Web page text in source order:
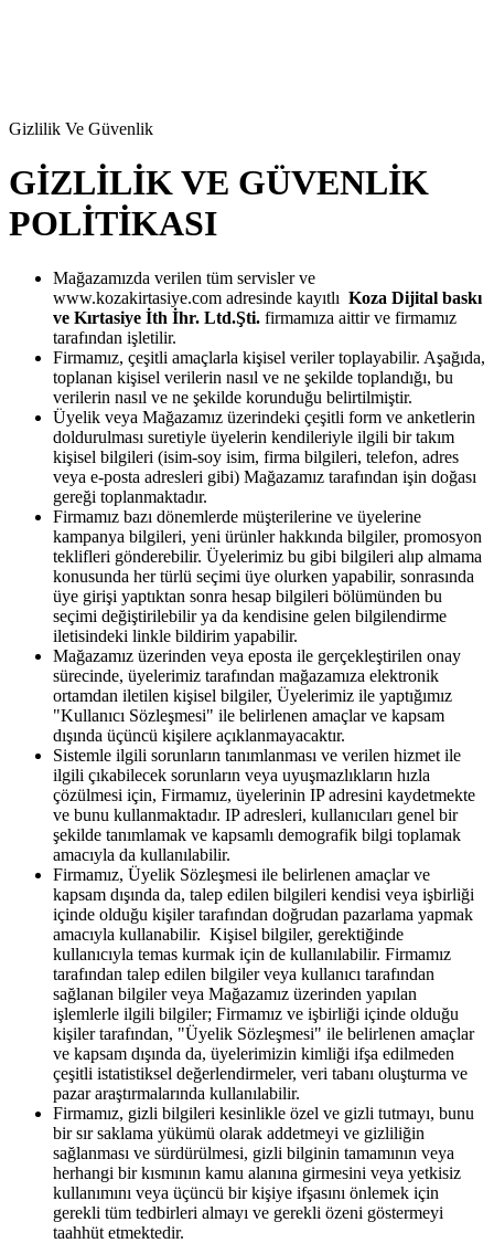
Gizlilik Ve Güvenlik
GİZLİLİK VE GÜVENLİK
POLİTİKASI
Mağazamızda verilen tüm servisler ve
www.kozakirtasiye.com adresinde kayıtlı Koza Dijital baskı
ve Kırtasiye İth İhr. Ltd.Şti. firmamıza aittir ve firmamız
tarafından işletilir.
Firmamız, çeşitli amaçlarla kişisel veriler toplayabilir. Aşağıda,
toplanan kişisel verilerin nasıl ve ne şekilde toplandığı, bu
verilerin nasıl ve ne şekilde korunduğu belirtilmiştir.
Üyelik veya Mağazamız üzerindeki çeşitli form ve anketlerin
doldurulması suretiyle üyelerin kendileriyle ilgili bir takım
kişisel bilgileri (isim-soy isim, firma bilgileri, telefon, adres
veya e-posta adresleri gibi) Mağazamız tarafından işin doğası
gereği toplanmaktadır.
Firmamız bazı dönemlerde müşterilerine ve üyelerine
kampanya bilgileri, yeni ürünler hakkında bilgiler, promosyon
teklifleri gönderebilir. Üyelerimiz bu gibi bilgileri alıp almama
konusunda her türlü seçimi üye olurken yapabilir, sonrasında
üye girişi yaptıktan sonra hesap bilgileri bölümünden bu
seçimi değiştirilebilir ya da kendisine gelen bilgilendirme
iletisindeki linkle bildirim yapabilir.
Mağazamız üzerinden veya eposta ile gerçekleştirilen onay
sürecinde, üyelerimiz tarafından mağazamıza elektronik
ortamdan iletilen kişisel bilgiler, Üyelerimiz ile yaptığımız
"Kullanıcı Sözleşmesi" ile belirlenen amaçlar ve kapsam
dışında üçüncü kişilere açıklanmayacaktır.
Sistemle ilgili sorunların tanımlanması ve verilen hizmet ile
ilgili çıkabilecek sorunların veya uyuşmazlıkların hızla
çözülmesi için, Firmamız, üyelerinin IP adresini kaydetmekte
ve bunu kullanmaktadır. IP adresleri, kullanıcıları genel bir
şekilde tanımlamak ve kapsamlı demografik bilgi toplamak
amacıyla da kullanılabilir.
Firmamız, Üyelik Sözleşmesi ile belirlenen amaçlar ve
kapsam dışında da, talep edilen bilgileri kendisi veya işbirliği
içinde olduğu kişiler tarafından doğrudan pazarlama yapmak
amacıyla kullanabilir. Kişisel bilgiler, gerektiğinde
kullanıcıyla temas kurmak için de kullanılabilir. Firmamız
tarafından talep edilen bilgiler veya kullanıcı tarafından
sağlanan bilgiler veya Mağazamız üzerinden yapılan
işlemlerle ilgili bilgiler; Firmamız ve işbirliği içinde olduğu
kişiler tarafından, "Üyelik Sözleşmesi" ile belirlenen amaçlar
ve kapsam dışında da, üyelerimizin kimliği ifşa edilmeden
çeşitli istatistiksel değerlendirmeler, veri tabanı oluşturma ve
pazar araştırmalarında kullanılabilir.
Firmamız, gizli bilgileri kesinlikle özel ve gizli tutmayı, bunu
bir sır saklama yükümü olarak addetmeyi ve gizliliğin
sağlanması ve sürdürülmesi, gizli bilginin tamamının veya
herhangi bir kısmının kamu alanına girmesini veya yetkisiz
kullanımını veya üçüncü bir kişiye ifşasını önlemek için
gerekli tüm tedbirleri almayı ve gerekli özeni göstermeyi
taahhüt etmektedir.